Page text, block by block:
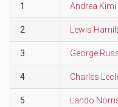
1 Andrea Kimi
2 Lewis
3 George
4 Charles
5 Lando